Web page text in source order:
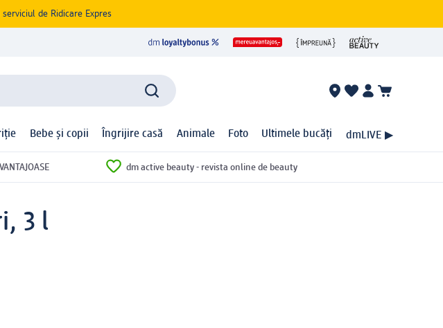
de Ridicare Expres
Bebe și copii Îngrijire casă Animale Foto Ultimele bucăți dmLIVE ▶
dm active beauty - revista online de beauty
3 l